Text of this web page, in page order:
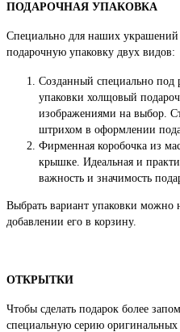
ПОДАРОЧНАЯ УПАКОВКА
Специально для наших
подарочную упаковку двух видов:
Созданный специально под
упаковки холщовый
изображениями на выбор.
штрихом в оформлении
Фирменная коробочка из
крышке. Идеальная и
важность и значимость
Выбрать вариант упаковки можно
добавлении его в корзину.
ОТКРЫТКИ
Чтобы сделать подарок более
специальную серию